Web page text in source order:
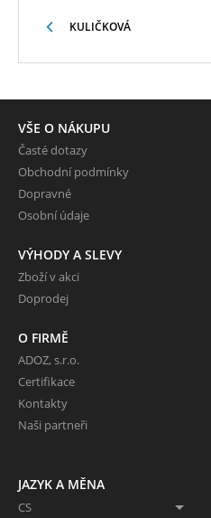
KULIČKOVÁ
VŠE O NÁKUPU
Časté dotazy
Obchodní podmínky
Dopravné
Osobní údaje
VÝHODY A SLEVY
Zboží v akci
Doprodej
O FIRMĚ
ADOZ, s.r.o.
Certifikace
Kontakty
Naši partneři
JAZYK A MĚNA
CS